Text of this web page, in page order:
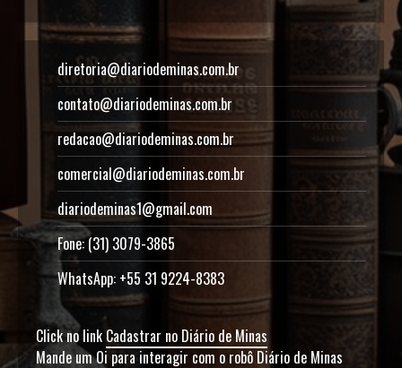
diretoria@diariodeminas.com.br
contato@diariodeminas.com.br
redacao@diariodeminas.com.br
comercial@diariodeminas.com.br
diariodeminas1@gmail.com
Fone: (31) 3079-3865
WhatsApp: +55 31 9224-8383
Click no link Cadastrar no Diário de Minas
Mande um Oi para interagir com o robô Diário de Minas